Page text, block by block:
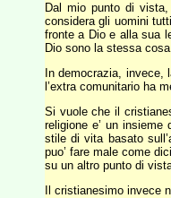
Dal mio punto di
considera gli uomini
fronte a Dio e alla sua
Dio sono la stessa
In democrazia, invece,
l’extra comunitario ha
Si vuole che il
religione e’ un
stile di vita basato
puo’ fare male come
su un altro punto di
Il cristianesimo invece